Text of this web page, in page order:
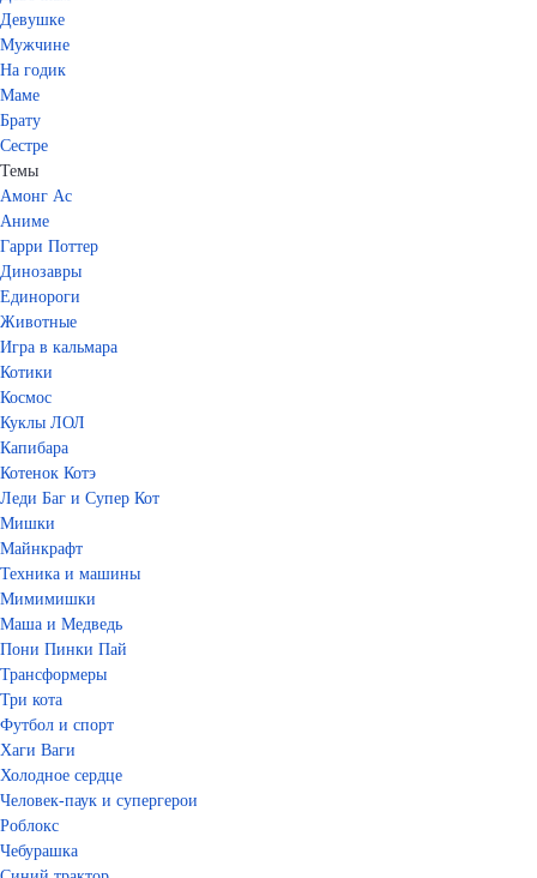
Девушке
Мужчине
На годик
Маме
Брату
Сестре
Темы
Амонг Ас
Аниме
Гарри Поттер
Динозавры
Единороги
Животные
Игра в кальмара
Котики
Космос
Куклы ЛОЛ
Капибара
Котенок Котэ
Леди Баг и Супер Кот
Мишки
Майнкрафт
Техника и машины
Мимимишки
Маша и Медведь
Пони Пинки Пай
Трансформеры
Три кота
Футбол и спорт
Хаги Ваги
Холодное сердце
Человек-паук и супергерои
Роблокс
Чебурашка